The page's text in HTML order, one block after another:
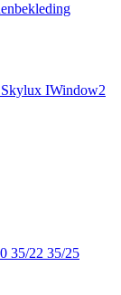
Skylux IWindow2
35/22 35/25